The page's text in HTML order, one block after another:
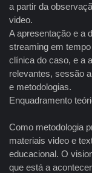
a partir da
video.
A apresentação e a
streaming em
clínica do caso, e a
relevantes, sessão
e metodologias.
Enquadramento
Como metodologia
materiais video e
educacional. O
que está a